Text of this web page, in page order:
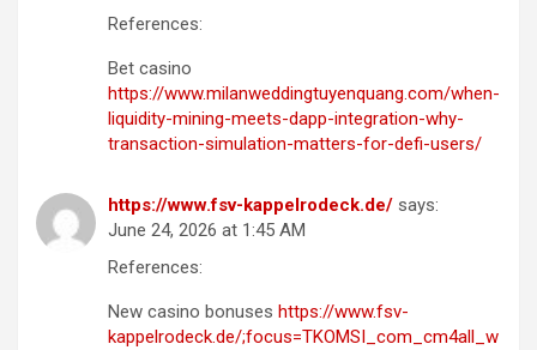
References:
Bet casino
https://www.milanweddingtuyenquang.com/when-
liquidity-mining-meets-dapp-integration-why-
transaction-simulation-matters-for-defi-users/
https://www.fsv-kappelrodeck.de/ says:
June 24, 2026 at 1:45 AM
References:
New casino bonuses https://www.fsv-
kappelrodeck.de/;focus=TKOMSI_com_cm4all_w